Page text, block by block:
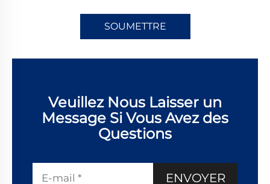
SOUMETTRE
Veuillez Nous Laisser un
Message Si Vous Avez des
Questions
ENVOYER